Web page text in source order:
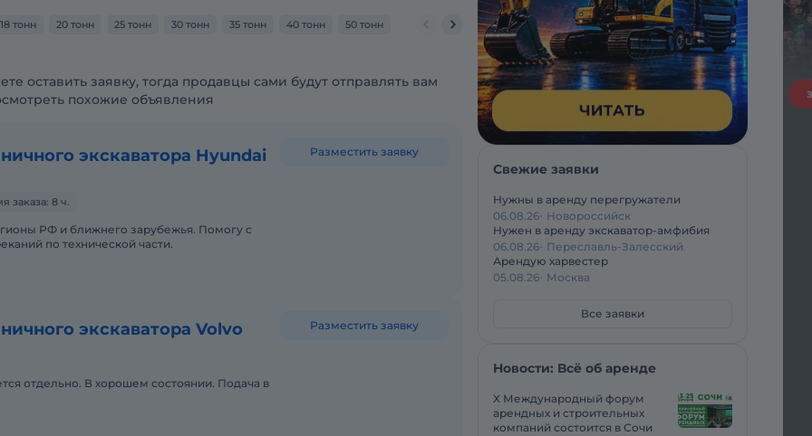
18 тонн 20 тонн 25 тонн 30 тонн 35 тонн 40 тонн 50 тонн
оставить заявку, тогда продавцы сами будут отправлять вам
похожие объявления
экскаватора Hyundai
заказа: 8 ч.
РФ и ближнего зарубежья. Помогу с
по технической части.
Разместить заявку
экскаватора Volvo
отдельно. В хорошем состоянии. Подача в
Разместить заявку
Свежие заявки
Нужны в аренду перегружатели
06.08.26 Новороссийск
Нужен в аренду экскаватор-амфибия
06.08.26 Переславль-Залесский
Арендую харвестер
05.08.26 Москва
Все заявки
Новости: Всё об аренде
X Международный форум
арендных и строительных
компаний состоится в Сочи